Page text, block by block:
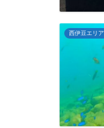
西伊豆エリア